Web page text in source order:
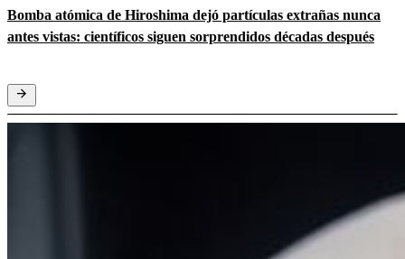
Bomba atómica de Hiroshima dejó partículas extrañas nunca
antes vistas: científicos siguen sorprendidos décadas después